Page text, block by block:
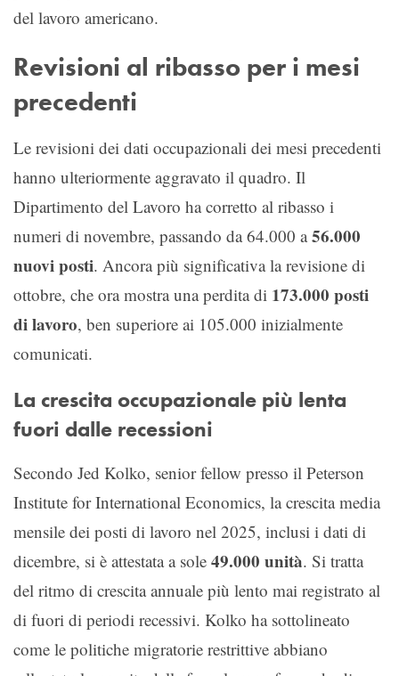
del lavoro americano.
Revisioni al ribasso per i mesi
precedenti
Le revisioni dei dati occupazionali dei mesi precedenti
hanno ulteriormente aggravato il quadro. Il
Dipartimento del Lavoro ha corretto al ribasso i
numeri di novembre, passando da 64.000 a56.000
nuovi posti. Ancora più significativa la revisione di
ottobre, che ora mostra una perdita di 173.000 posti
di lavoro, ben superiore ai 105.000 inizialmente
comunicati.
La crescita occupazionale più lenta
fuori dalle recessioni
Secondo Jed Kolko, senior fellow presso il Peterson
Institute for International Economics, la crescita media
mensile dei posti di lavoro nel 2025, inclusi i dati di
dicembre, si è attestata a sole 49.000 unità. Si tratta
del ritmo di crescita annuale più lento mai registrato al
di fuori di periodi recessivi. Kolko ha sottolineato
come le politiche migratorie restrittive abbiano